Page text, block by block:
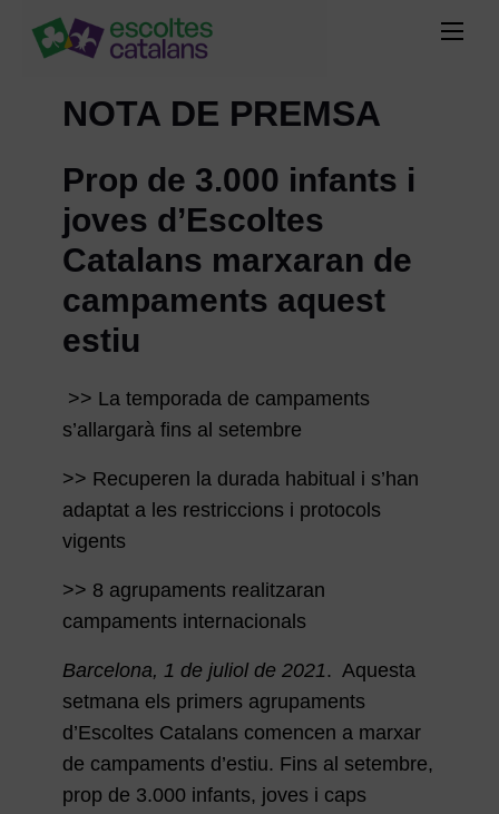
NOTA DE PREMSA
Prop de 3.000 infants i
joves d’Escoltes
Catalans marxaran de
campaments aquest
estiu
>> La temporada de campaments
s’allargarà fins al setembre
>> Recuperen la durada habitual i s’han
adaptat a les restriccions i protocols
vigents
>> 8 agrupaments realitzaran
campaments internacionals
Barcelona, 1 de juliol de 2021. Aquesta
setmana els primers agrupaments
d’Escoltes Catalans comencen a marxar
de campaments d’estiu. Fins al setembre,
prop de 3.000 infants, joves i caps